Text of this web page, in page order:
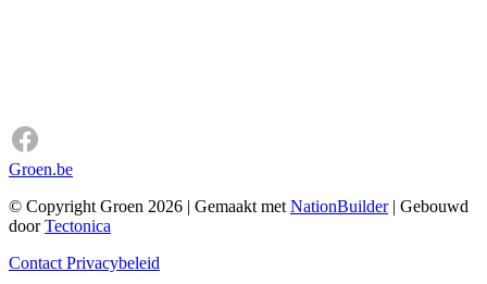
Groen.be
© Copyright Groen 2026 | Gemaakt met NationBuilder| Gebouwd
doorTectonica
Contact Privacybeleid